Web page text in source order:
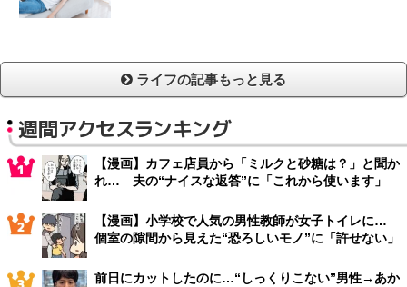
ライフの記事もっと見る
週間アクセスランキング
【漫画】カフェ店員から「ミルクと砂糖は？」と聞か
れ… 夫の“ナイスな返答”に「これから使います」
【漫画】小学校で人気の男性教師が女子トイレに…
個室の隙間から見えた“恐ろしいモノ”に「許せない」
前日にカットしたのに…“しっくりこない”男性→あか